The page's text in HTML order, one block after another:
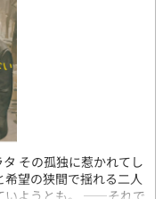
その孤独に惹かれてし
希望の狭間で揺れる二人
いようとも。 ——それで